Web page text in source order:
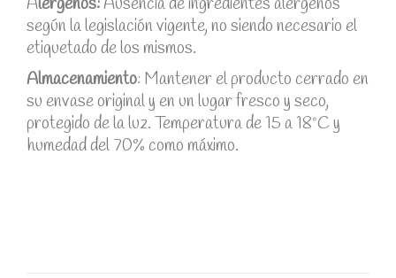
según la legislación vigente, no siendo necesario el
etiquetado de los mismos.
Almacenamiento: Mantener el producto cerrado en
su envase original y en un lugar fresco y seco,
protegido de la luz. Temperatura de 15 a 18ºC y
humedad del 70% como máximo.